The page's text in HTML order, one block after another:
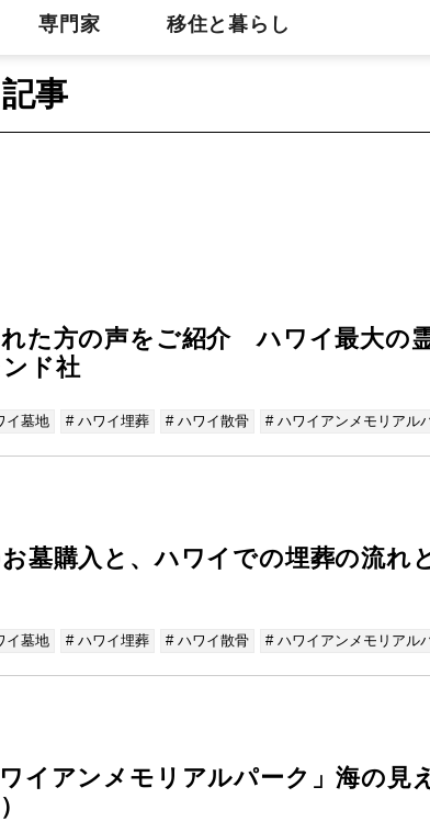
専門家 移住と暮らし
事
た方の声をご紹介 ハワイ最大の
ド社
イ墓地 # ハワイ埋葬 # ハワイ散骨 # ハワイアンメモリアル
墓購入と、ハワイでの埋葬の流
イ墓地 # ハワイ埋葬 # ハワイ散骨 # ハワイアンメモリアル
イアンメモリアルパーク」海の見
）